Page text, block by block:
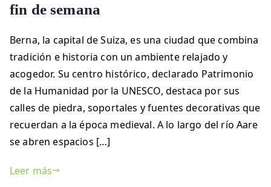
fin de semana
Berna, la capital de Suiza, es una ciudad que combina
tradición e historia con un ambiente relajado y
acogedor. Su centro histórico, declarado Patrimonio
de la Humanidad por la UNESCO, destaca por sus
calles de piedra, soportales y fuentes decorativas que
recuerdan a la época medieval. A lo largo del río Aare
se abren espacios […]
Leer más